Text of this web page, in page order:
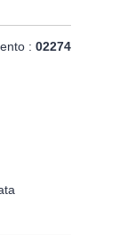
: 02274